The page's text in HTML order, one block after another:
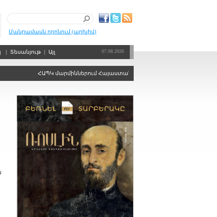
Մանրամասն որոնում (արխիվ)
| Տեսանյութ | Այլ 07.08.2026
ՀԱՊԿ մարմիններում Հայաստանին ձայնի իրավունքից զրկելու